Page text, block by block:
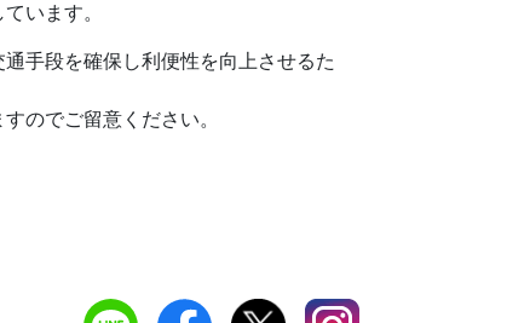
います。
手段を確保し利便性を向上させるた
のでご留意ください。